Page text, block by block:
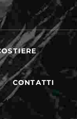
CONTATTI